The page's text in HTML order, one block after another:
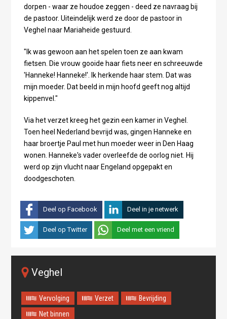
dorpen - waar ze houdoe zeggen - deed ze navraag bij
de pastoor. Uiteindelijk werd ze door de pastoor in
Veghel naar Mariaheide gestuurd.
"Ik was gewoon aan het spelen toen ze aan kwam
fietsen. Die vrouw gooide haar fiets neer en schreeuwde
'Hanneke! Hanneke!'. Ik herkende haar stem. Dat was
mijn moeder. Dat beeld in mijn hoofd geeft nog altijd
kippenvel."
Via het verzet kreeg het gezin een kamer in Veghel.
Toen heel Nederland bevrijd was, gingen Hanneke en
haar broertje Paul met hun moeder weer in Den Haag
wonen. Hanneke's vader overleefde de oorlog niet. Hij
werd op zijn vlucht naar Engeland opgepakt en
doodgeschoten.
Deel op Facebook Deel in je netwerk
Deel op Twitter Deel met een vriend
Veghel
Vervolging Verzet
Bevrijding
Net binnen